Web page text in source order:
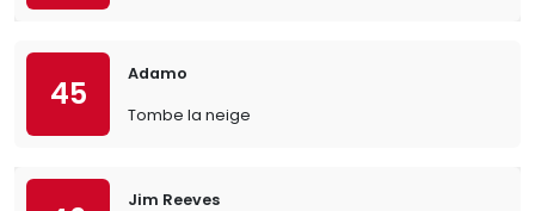
45
Adamo
Tombe la neige
Jim Reeves